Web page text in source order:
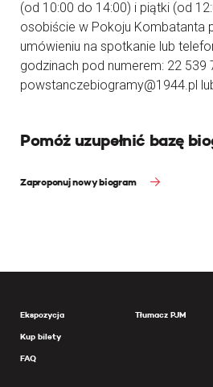
(od 10:00 do 14:00) i piątki (od
osobiście w Pokoju Kombatanta
umówieniu na spotkanie lub
godzinach pod numerem: 22 539
powstanczebiogramy@1944.pl
Pomóż uzupełnić bazę
Zaproponuj nowy biogram
Ekspozycja
Kup bilety
FAQ
Tłumacz PJM